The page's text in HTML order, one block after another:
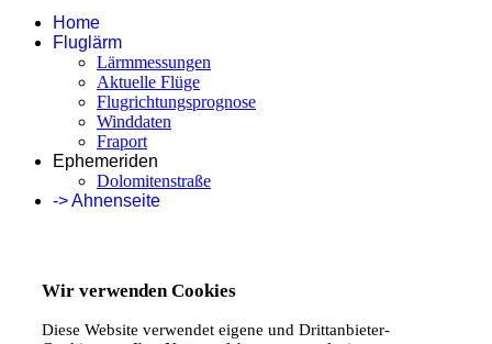
Home
Fluglärm
Lärmmessungen
Aktuelle Flüge
Flugrichtungsprognose
Winddaten
Fraport
Ephemeriden
Dolomitenstraße
-> Ahnenseite
Wir verwenden Cookies
Diese Website verwendet eigene und Drittanbieter-